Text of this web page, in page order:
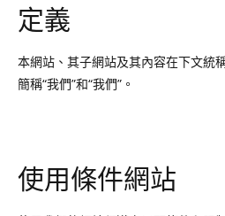
定義
本網站、其子網站及其內容在下文統
簡稱“我們”和“我們”。
使用條件網站